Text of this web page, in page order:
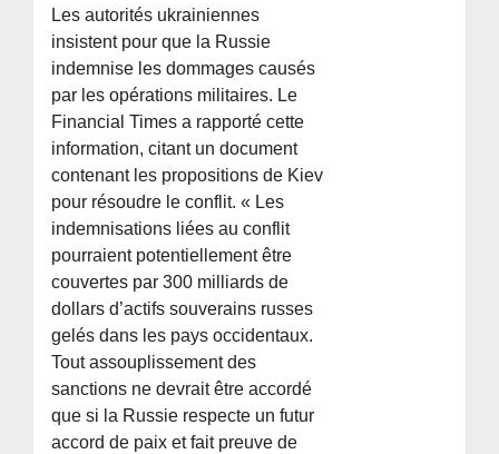
Les autorités ukrainiennes
insistent pour que la Russie
indemnise les dommages causés
par les opérations militaires. Le
Financial Times a rapporté cette
information, citant un document
contenant les propositions de Kiev
pour résoudre le conflit. « Les
indemnisations liées au conflit
pourraient potentiellement être
couvertes par 300 milliards de
dollars d’actifs souverains russes
gelés dans les pays occidentaux.
Tout assouplissement des
sanctions ne devrait être accordé
que si la Russie respecte un futur
accord de paix et fait preuve de